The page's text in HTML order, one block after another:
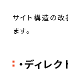
サイト構造の改
ます。
・ディレ